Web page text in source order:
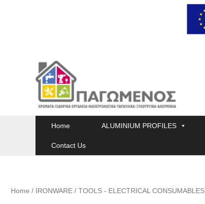
Home ALUMINIUM PROFILES
Contact Us
Home / IRONWARE / TOOLS - ELECTRICAL CONSUMABLES